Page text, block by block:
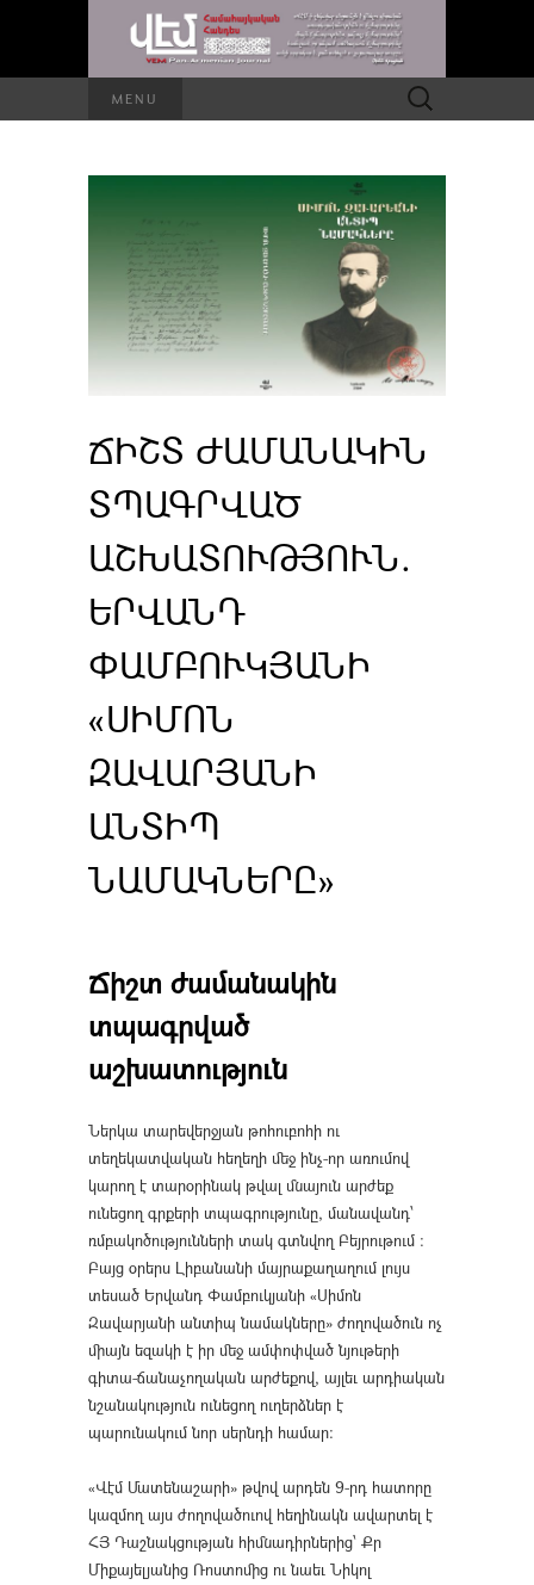
MENU Որոնել՝
ՃԻՇՏ ԺԱՄԱՆԱԿԻՆ
ՏՊԱԳՐՎԱԾ
ԱՇԽԱՏՈՒԹՅՈՒՆ.
ԵՐՎԱՆԴ
ՓԱՄԲՈՒԿՅԱՆԻ
«ՍԻՄՈՆ
ԶԱՎԱՐՅԱՆԻ
ԱՆՏԻՊ
ՆԱՄԱԿՆԵՐԸ»
Ճիշտ ժամանակին
տպագրված
աշխատություն
Ներկա տարեվերջյան թոհուբոհի ու
տեղեկատվական հեղեղի մեջ ինչ-որ առումով
կարող է տարօրինակ թվալ մնայուն արժեք
ունեցող գրքերի տպագրությունը, մանավանդ՝
ռմբակոծությունների տակ գտնվող Բեյրութում ։
Բայց օրերս Լիբանանի մայրաքաղաղում լույս
տեսած Երվանդ Փամբուկյանի «Սիմոն
Զավարյանի անտիպ նամակները» ժողովածուն ոչ
միայն եզակի է իր մեջ ամփոփված նյութերի
գիտա-ճանաչողական արժեքով, այլեւ արդիական
նշանակություն ունեցող ուղերձներ է
պարունակում նոր սերնդի համար։
«Վէմ Մատենաշարի» թվով արդեն 9-րդ հատորը
կազմող այս ժողովածուով հեղինակն ավարտել է
ՀՅ Դաշնակցության հիմնադիրներից՝ Քր
Միքայելյանից Ռոստոմից ու նաեւ Նիկոլ